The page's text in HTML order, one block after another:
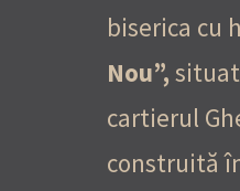
biserica cu
Nou”,
cartierul
construită